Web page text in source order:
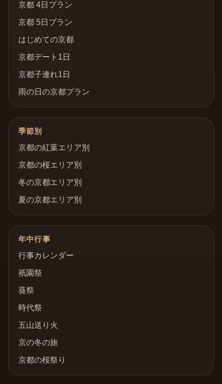
京都 4日プラン
京都 5日プラン
はじめての京都
京都デート1日
京都子連れ1日
雨の日の京都プラン
季節別
京都の紅葉エリア別
京都の桜エリア別
冬の京都エリア別
夏の京都エリア別
年中行事
行事カレンダー
祇園祭
葵祭
時代祭
五山送り火
京の冬の旅
京都の桜祭り